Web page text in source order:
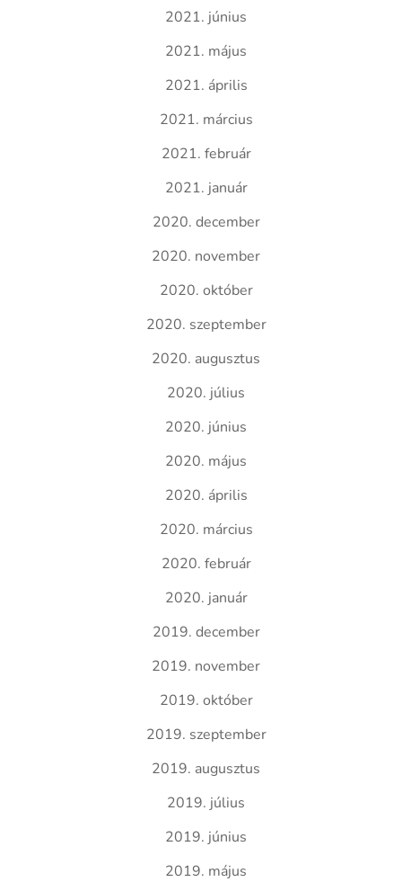
2021. június
2021. május
2021. április
2021. március
2021. február
2021. január
2020. december
2020. november
2020. október
2020. szeptember
2020. augusztus
2020. július
2020. június
2020. május
2020. április
2020. március
2020. február
2020. január
2019. december
2019. november
2019. október
2019. szeptember
2019. augusztus
2019. július
2019. június
2019. május